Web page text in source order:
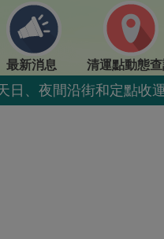
最新消息
清運點動態
、夜間沿街和定點收